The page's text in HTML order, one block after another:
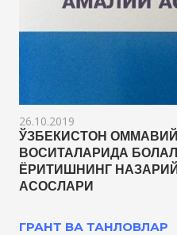
26.10.2019
ЎЗБЕКИСТОН
ВОСИТАЛАРИДА
ЁРИТИШНИНГ
АСОСЛАРИ
ГРАНТ ВА ТАНЛОВЛАР